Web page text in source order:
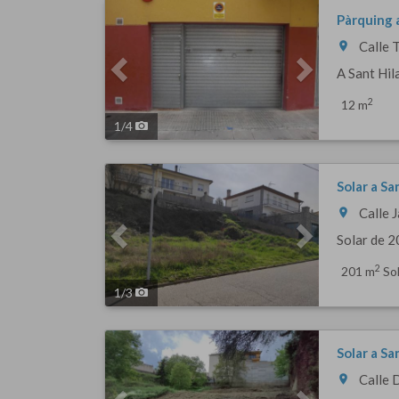
Previous
1/4
Pàrquing
room
Calle
A Sant
12 m2
Previous Next
1/3
Solar a
room
Calle
Solar de
201 m2
Previous Next
Solar a
room
Calle